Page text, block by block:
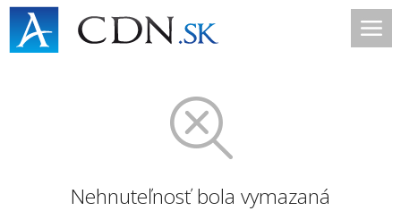
Nehnuteľnosť bola vymazaná